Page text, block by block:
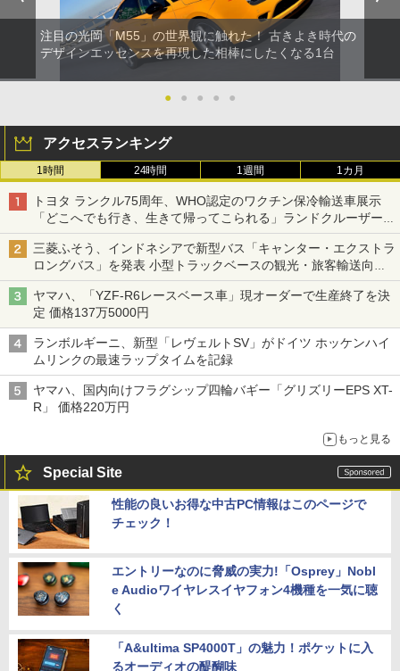
注目の光岡「M55」の世界観に触れた！ 古きよき時代の
デザインエッセンスを再現した相棒にしたくなる1台
● ● ● ● ●
アクセスランキング
1時間 24時間 1週間 1カ月
トヨタ ランクル75周年、WHO認定のワクチン保冷輸送車展示
「どこへでも行き、生きて帰ってこられる」ランドクルーザーで
命をつなぐ
三菱ふそう、インドネシアで新型バス「キャンター・エクストラ
ロングバス」を発表 小型トラックベースの観光・旅客輸送向け
バス
ヤマハ、「YZF-R6レースベース車」現オーダーで生産終了を決
定 価格137万5000円
ランボルギーニ、新型「レヴェルトSV」がドイツ ホッケンハイ
ムリンクの最速ラップタイムを記録
ヤマハ、国内向けフラグシップ四輪バギー「グリズリーEPS XT-
R」 価格220万円
もっと見る
Special Site
性能の良いお得な中古PC情報はこのページで
チェック！
エントリーなのに脅威の実力!「Osprey」Nobl
e Audioワイヤレスイヤフォン4機種を一気に聴
く
「A&ultima SP4000T」の魅力！ポケットに入
るオーディオの醍醐味